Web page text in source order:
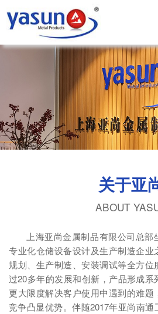
关于亚
ABOUT
上海亚尚金属制品有限公司总
专业化仓储设备设计及生产制造企
规划、生产制造、安装调试等全方位
过20多年的发展和创新，产品形成系
更大限度解决客户使用中遇到的难题
竞争凸显优势。伴随2017年亚尚南